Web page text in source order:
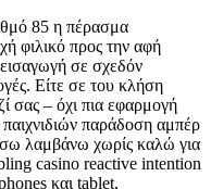
85 η πέρασμα
φιλικό προς την αφή
σε σχεδόν
Είτε σε του κλήση
σας – όχι πια εφαρμογή
παράδοση αμπέρ
λαμβάνω χωρίς καλώ για
casino reactive intention
και tablet,